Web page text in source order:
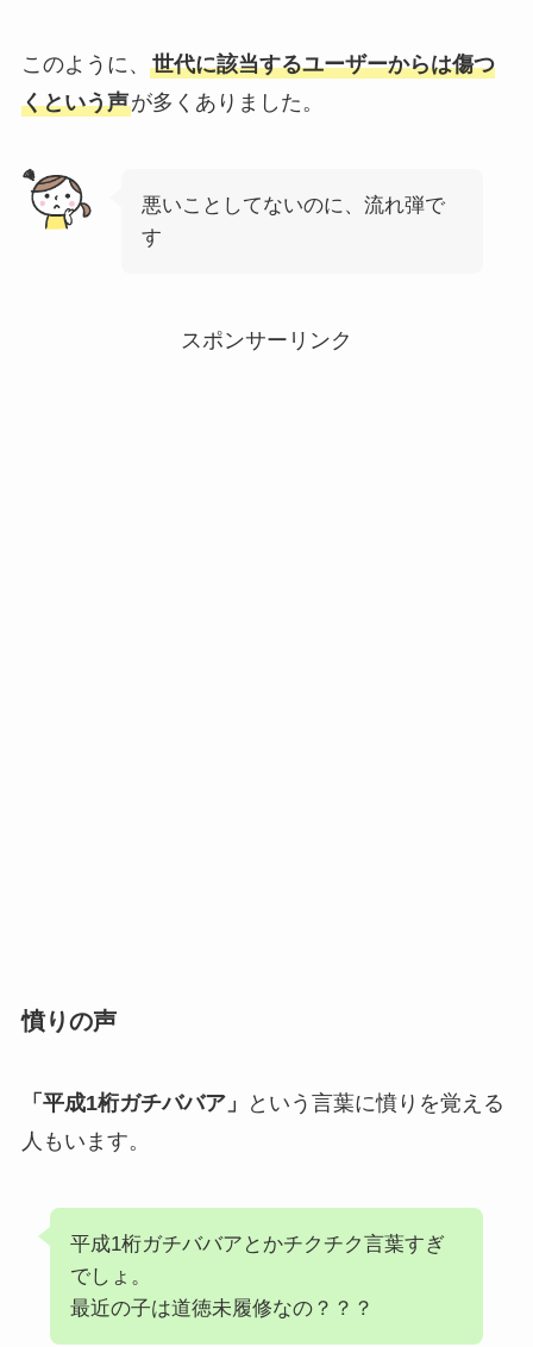
このように、 世代に該当するユーザーからは傷つ
くという声が多くありました。
悪いことしてないのに、流れ弾で
す
スポンサーリンク
憤りの声
「平成1桁ガチババア」
という言葉に憤りを覚える
人もいます。
平成1桁ガチババアとかチクチク言葉すぎ
でしょ。
最近の子は道徳未履修なの？？？